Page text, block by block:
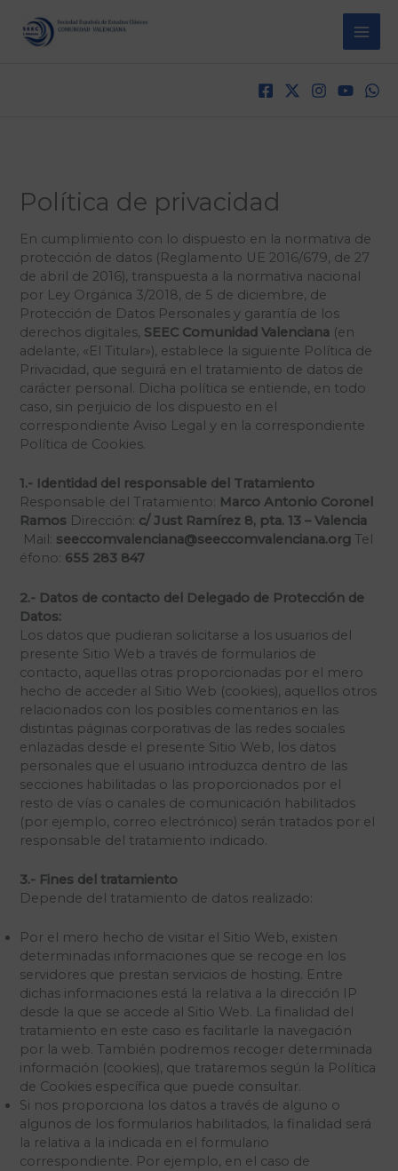
contenido
Política de privacidad
En cumplimiento con lo dispuesto en la normativa de
protección de datos (Reglamento UE 2016/679, de 27
de abril de 2016), transpuesta a la normativa nacional
por Ley Orgánica 3/2018, de 5 de diciembre, de
Protección de Datos Personales y garantía de los
derechos digitales, SEEC Comunidad Valenciana (en
adelante, «El Titular»), establece la siguiente Política de
Privacidad, que seguirá en el tratamiento de datos de
carácter personal. Dicha política se entiende, en todo
caso, sin perjuicio de los dispuesto en el
correspondiente Aviso Legal y en la correspondiente
Política de Cookies.
1.- Identidad del responsable del Tratamiento
Responsable del Tratamiento: Marco Antonio Coronel
Ramos Dirección: c/ Just Ramírez 8, pta. 13 – Valencia
Mail: seeccomvalenciana@seeccomvalenciana.org Tel
éfono: 655 283 847
2.- Datos de contacto del Delegado de Protección de
Datos:
Los datos que pudieran solicitarse a los usuarios del
presente Sitio Web a través de formularios de
contacto, aquellas otras proporcionadas por el mero
hecho de acceder al Sitio Web (cookies), aquellos otros
relacionados con los posibles comentarios en las
distintas páginas corporativas de las redes sociales
enlazadas desde el presente Sitio Web, los datos
personales que el usuario introduzca dentro de las
secciones habilitadas o las proporcionados por el
resto de vías o canales de comunicación habilitados
(por ejemplo, correo electrónico) serán tratados por el
responsable del tratamiento indicado.
3.- Fines del tratamiento
Depende del tratamiento de datos realizado:
Por el mero hecho de visitar el Sitio Web, existen
determinadas informaciones que se recoge en los
servidores que prestan servicios de hosting. Entre
dichas informaciones está la relativa a la dirección IP
desde la que se accede al Sitio Web. La finalidad del
tratamiento en este caso es facilitarle la navegación
por la web. También podremos recoger determinada
información (cookies), que trataremos según la Política
de Cookies específica que puede consultar.
Si nos proporciona los datos a través de alguno o
algunos de los formularios habilitados, la finalidad será
la relativa a la indicada en el formulario
correspondiente. Por ejemplo, en el caso de